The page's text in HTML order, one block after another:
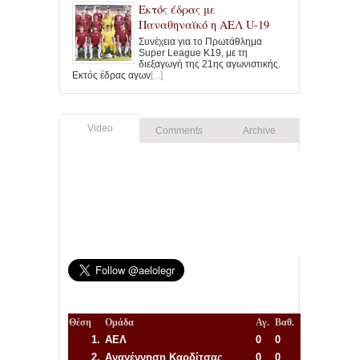
Εκτός έδρας με
Παναθηναϊκό η ΑΕΛ U-19
Συνέχεια για το Πρωτάθλημα
Super League K19, με τη
διεξαγωγή της 21ης αγωνιστικής.
Εκτός έδρας αγων[...]
Video Comments Archive
Θέση Ομάδα Αγ. Βαθ.
1. ΑΕΛ 0
0
2. Αναγέννηση Καρδίτσας 0
0